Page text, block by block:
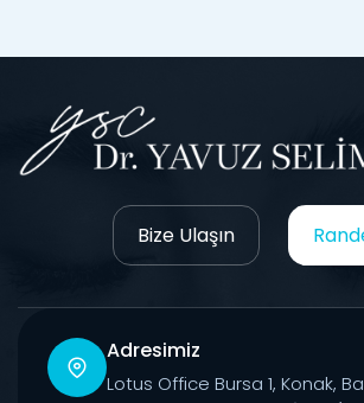
Bize Ulaşın
Adresimiz
Lotus Office Bursa 1, Konak,